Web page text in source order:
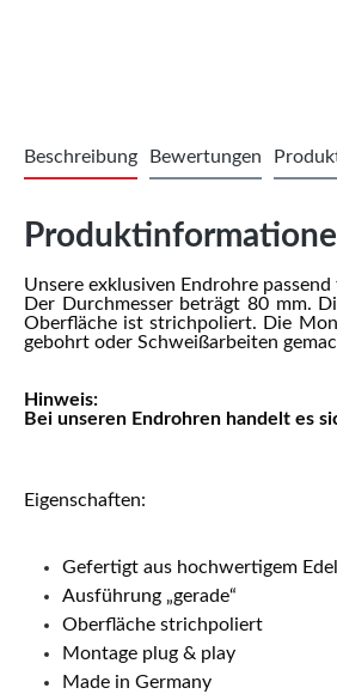
Beschreibung Bewertungen
Unsere exklusiven Endrohre
Der Durchmesser beträgt 80 mm.
Oberfläche ist strichpoliert. Die
gebohrt oder Schweißarbeiten
Hinweis:
Bei unseren Endrohren handelt es
Eigenschaften:
Gefertigt aus hochwertigem
Ausführung „gerade“
Oberfläche strichpoliert
Montage plug & play
Made in Germany